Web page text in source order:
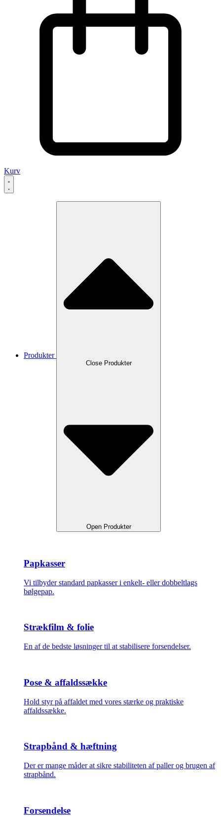
Kurv
Produkter
Close Produkter
Open Produkter
Papkasser
Vi tilbyder standard papkasser i enkelt- eller dobbeltlags
bølgepap.
Strækfilm & folie
En af de bedste løsninger til at stabilisere forsendelser.
Pose & affaldssække
Hold styr på affaldet med vores stærke og praktiske
affaldssække.
Strapbånd & hæftning
Der er mange måder at sikre stabiliteten af paller og brugen af
strapbånd.
Forsendelse